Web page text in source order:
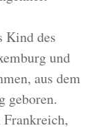
Kind des
und
aus dem
geboren.